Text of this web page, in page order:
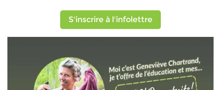
S'inscrire à l'infolettre